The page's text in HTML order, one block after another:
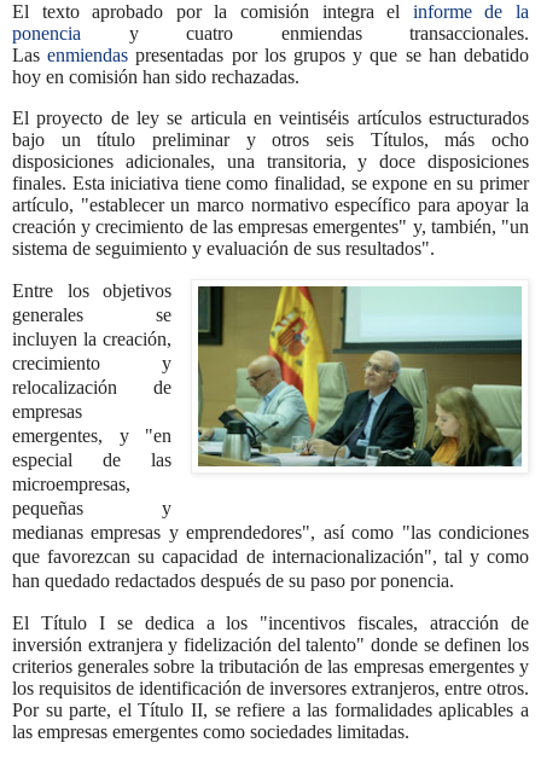
El texto aprobado por la comisión integra el informe de la
ponencia y cuatro enmiendas transaccionales.
Lasenmiendas presentadas por los grupos y que se han debatido
hoy en comisión han sido rechazadas.
El proyecto de ley se articula en veintiséis artículos estructurados
bajo un título preliminar y otros seis Títulos, más ocho
disposiciones adicionales, una transitoria, y doce disposiciones
finales. Esta iniciativa tiene como finalidad, se expone en su primer
artículo, "establecer un marco normativo específico para apoyar la
creación y crecimiento de las empresas emergentes" y, también, "un
sistema de seguimiento y evaluación de sus resultados".
Entre los objetivos
generales se
incluyen la creación,
crecimiento y
relocalización de
empresas
emergentes, y "en
especial de las
microempresas,
pequeñas y
medianas empresas y emprendedores", así como "las condiciones
que favorezcan su capacidad de internacionalización", tal y como
han quedado redactados después de su paso por ponencia.
El Título I se dedica a los "incentivos fiscales, atracción de
inversión extranjera y fidelización del talento" donde se definen los
criterios generales sobre la tributación de las empresas emergentes y
los requisitos de identificación de inversores extranjeros, entre otros.
Por su parte, el Título II, se refiere a las formalidades aplicables a
las empresas emergentes como sociedades limitadas.